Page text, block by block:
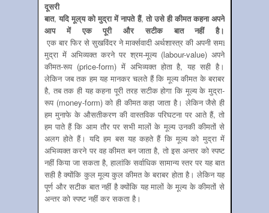
दूसरी
बात,यदि मूल्य को मुद्रा में नापते हैं, तो उसे ही कीमत कहना अपने
आप में एक पूरी और सटीक बात नहीं है।
एक बार फिर से सुखविंदर ने मार्क्सवादी अर्थशास्त्र की अपनी समझदारी की कमी
मुद्रा में अभिव्‍यक्‍त करने पर श्रम-मूल्‍य (labour-value) अपने
कीमत-रूप (price-form) में अभिव्‍यक्‍त होता है, यह सही है।
लेकिन जब तक हम यह मानकर चलते हैं कि मूल्‍य कीमत के बराबर
है, तब तक ही यह कहना पूरी तरह सटीक होगा कि मूल्‍य के मुद्रा-
रूप (money-form) को ही कीमत कहा जाता है। लेकिन जैसे ही
हम मुनाफे के औसतीकरण की वास्‍तविक परिघटना पर आते हैं, तो
हम पाते हैं कि आम तौर पर सभी मालों के मूल्‍य उनकी कीमतों से
अलग होते हैं। यदि हम बस यह कहते हैं कि मूल्‍य को मुद्रा में
अभिव्‍यक्‍त करने पर वह कीमत बन जाता है, तो इस अन्‍तर को स्‍पष्‍ट
नहीं किया जा सकता है, हालांकि सर्वाधिक सामान्‍य स्‍तर पर यह बात
सही है क्‍योंकि कुल मूल्‍य कुल कीमत के बराबर होता है। लेकिन यह
पूर्ण और सटीक बात नहीं है क्‍योंकि यह मालों के मूल्‍य के कीमतों से
अन्‍तर को स्‍पष्‍ट नहीं कर सकता है।